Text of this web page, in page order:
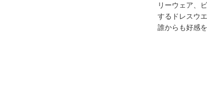
リーウェア、
するドレスウ
誰からも好感